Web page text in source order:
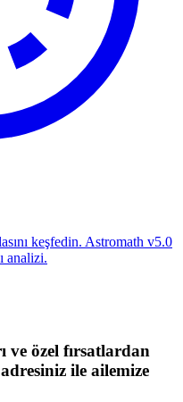
keşfedin. Astromath v5.0
analizi.
özel fırsatlardan
ile ailemize